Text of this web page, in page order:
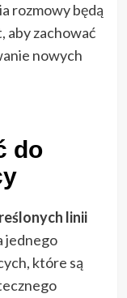
rozmowy będą
aby zachować
nowych
do
linii
jednego
które są